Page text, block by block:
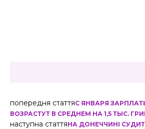
попередня статтяС ЯНВАРЯ
ВОЗРАСТУТ В СРЕДНЕМ НА 1,5 ТЫС.
наступна статтяНА ДОНЕЧЧИНІ